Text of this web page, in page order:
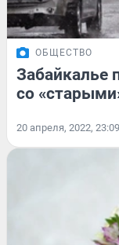
ОБЩЕСТВО
Забайкалье
со
20 апреля, 2022, 23:09